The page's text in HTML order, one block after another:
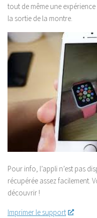
tout de même une
la sortie de la montre.
Pour info, l’appli n’est pas
récupérée assez facilement.
découvrir !
Imprimer le support